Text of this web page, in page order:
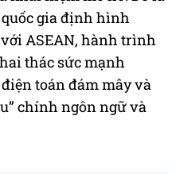
gia định hình
ASEAN, hành trình
thác sức mạnh
toán đám mây và
chính ngôn ngữ và